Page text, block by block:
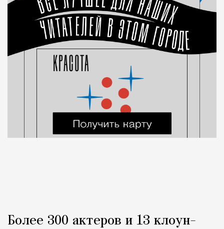
Более 300 актеров и 13 клоун-